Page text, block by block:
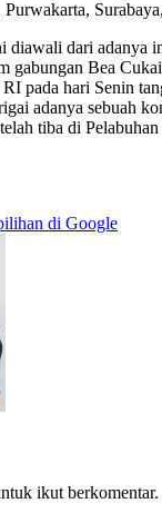
diawali dari adanya
gabungan Bea
pada hari Senin
adanya sebuah
tiba di
di Google
ikut berkomentar.